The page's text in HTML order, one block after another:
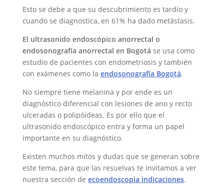
Esto se debe a que su descubrimiento es tardío y
cuando se diagnostica, en 61% ha dado metástasis.
El ultrasonido endoscópico anorrectal o
endosonografía anorrectal en Bogotá se usa como
estudio de pacientes con endometriosis y también
con exámenes como la endosonografía Bogotá.
No siempre tiene melanina y por ende es un
diagnóstico diferencial con lesiones de ano y recto
ulceradas o polipóideas. Es por ello que el
ultrasonido endoscópico entra y forma un papel
importante en su diagnóstico.
Existen muchos mitos y dudas que se generan sobre
este tema, para que las resuelvas te invitamos a ver
nuestra sección de ecoendoscopia indicaciones.